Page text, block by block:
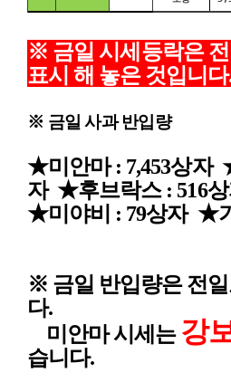
※ 금일 시세등락은
표시 해 놓은 것입니다
※ 금일 사과 반입량
★미안마 : 7,453상자
자 ★후브락스 : 516
★미야비 : 79상자 ★
※ 금일 반입량은 전일
다.
미안마 시세 는 강
습니다.